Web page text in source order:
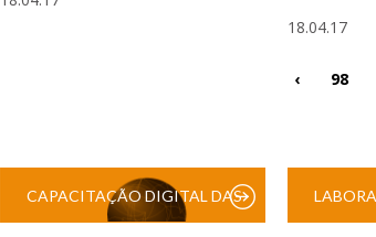
18.04.17
‹ 98
CAPACITAÇÃO DIGITAL DAS